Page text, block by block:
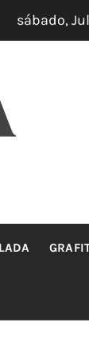
el
sábado,